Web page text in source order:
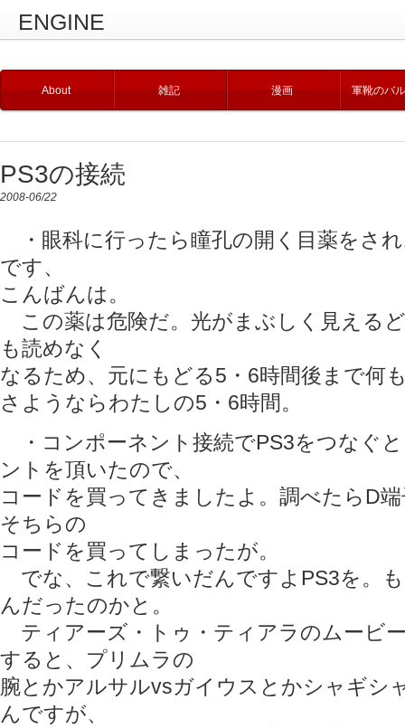
ENGINE
About 雑記 漫画 軍靴のバ
PS3の接続
2008-06/22
・眼科に行ったら瞳孔の開く目薬をさ
です、
こんばんは。
この薬は危険だ。光がまぶしく見える
も読めなく
なるため、元にもどる5・6時間後まで何
さようならわたしの5・6時間。
・コンポーネント接続でPS3をつなぐ
ントを頂いたので、
コードを買ってきましたよ。調べたらD
そちらの
コードを買ってしまったが。
でな、これで繋いだんですよPS3を。
んだったのかと。
ティアーズ・トゥ・ティアラのムービ
すると、プリムラの
腕とかアルサルvsガイウスとかシャギシ
んですが、